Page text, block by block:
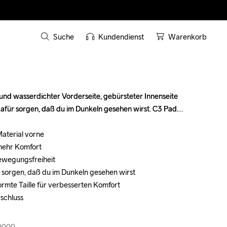
Suche Kundendienst Warenkorb
wasserdichter Vorderseite, gebürsteter Innenseite
sorgen, daß du im Dunkeln gesehen wirst. C3 Pad.
vorne
Komfort
daß du im Dunkeln gesehen wirst
Taille für verbesserten Komfort
wasserdichter Vorderseite, gebürsteter Innenseite
sorgen, daß du im Dunkeln gesehen wirst. C3 Pad.
vorne
Komfort
daß du im Dunkeln gesehen wirst
Taille für verbesserten Komfort